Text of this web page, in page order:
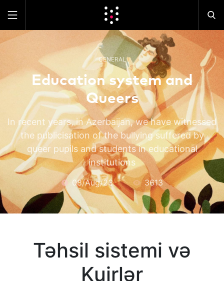
GENERAL
Education system and
Queers
In recent years, in Azerbaijan, we have witnessed
the publicisation of the bullying suffered by
queer pupils and students in educational
institutions
08/Aug/23 3613
Təhsil sistemi və
Kuirlər